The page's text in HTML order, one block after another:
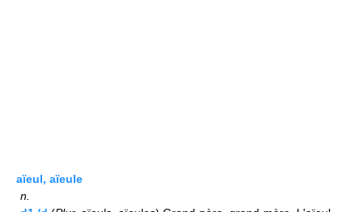
aïeul, aïeule
n.